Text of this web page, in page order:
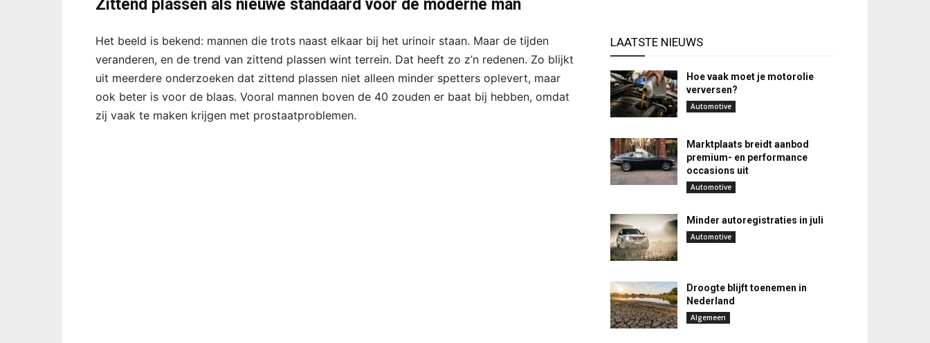
Zittend plassen als nieuwe standaard voor de moderne man
Het beeld is bekend: mannen die trots naast elkaar bij het urinoir staan. Maar de tijden
veranderen, en de trend van zittend plassen wint terrein. Dat heeft zo z’n redenen. Zo blijkt
uit meerdere onderzoeken dat zittend plassen niet alleen minder spetters oplevert, maar
ook beter is voor de blaas. Vooral mannen boven de 40 zouden er baat bij hebben, omdat
zij vaak te maken krijgen met prostaatproblemen.
LAATSTE NIEUWS
Hoe vaak moet je motorolie
verversen?
Automotive
Marktplaats breidt aanbod
premium- en performance
occasions uit
Automotive
Minder autoregistraties in juli
Automotive
Droogte blijft toenemen in
Nederland
Algemeen